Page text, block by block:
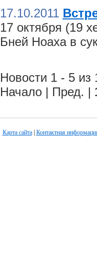
17.10.2011
17 октября (19
Бней Ноаха в
Новости 1 - 5 из
Начало | Пред. |
Карта сайта| Контактная